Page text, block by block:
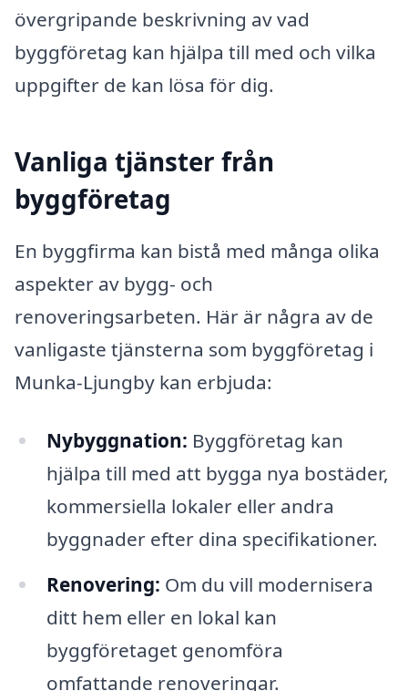
övergripande beskrivning av vad
byggföretag kan hjälpa till med och vilka
uppgifter de kan lösa för dig.
Vanliga tjänster från
byggföretag
En byggfirma kan bistå med många olika
aspekter av bygg- och
renoveringsarbeten. Här är några av de
vanligaste tjänsterna som byggföretag i
Munka-Ljungby kan erbjuda:
Nybyggnation: Byggföretag kan
hjälpa till med att bygga nya bostäder,
kommersiella lokaler eller andra
byggnader efter dina specifikationer.
Renovering: Om du vill modernisera
ditt hem eller en lokal kan
byggföretaget genomföra
omfattande renoveringar.